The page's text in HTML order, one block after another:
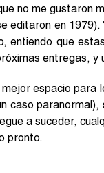
no me gustaron
editaron en
entiendo que
entregas,
espacio para
caso
a suceder,
pronto.